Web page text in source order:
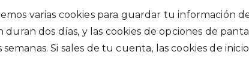
varias cookies para guardar tu información
duran dos días, y las cookies de opciones de
Si sales de tu cuenta, las cookies de